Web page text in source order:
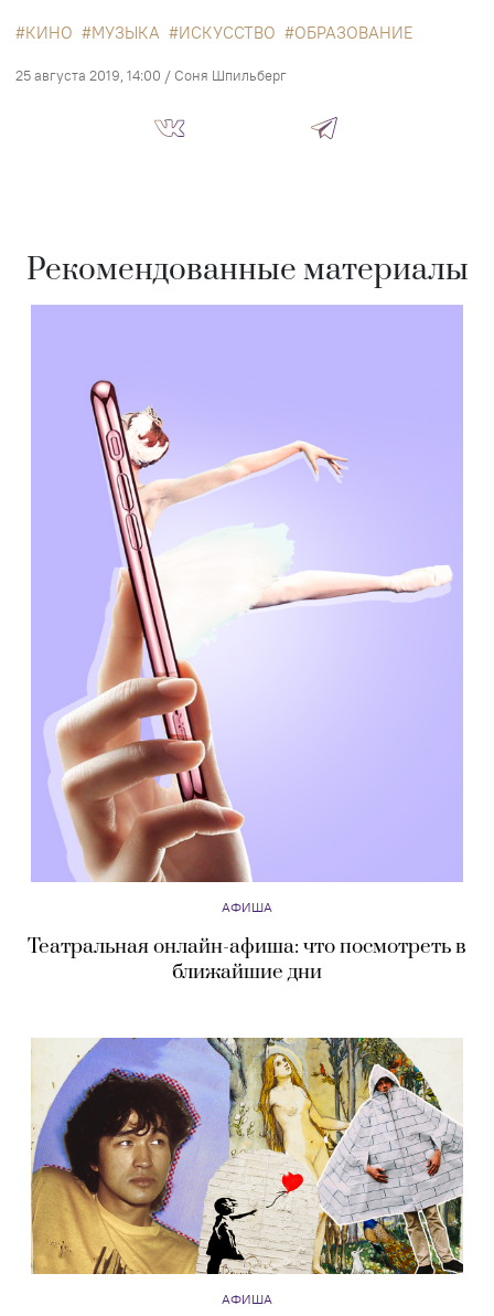
КИНО МУЗЫКА ИСКУССТВО ОБРАЗОВАНИЕ
25 августа 2019, 14:00 / Соня Шпильберг
Рекомендованные материалы
АФИША
Театральная онлайн-афиша: что посмотреть в
ближайшие дни
АФИША